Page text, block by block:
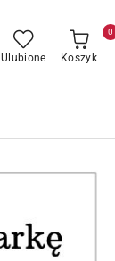
Ulubione Koszyk
0